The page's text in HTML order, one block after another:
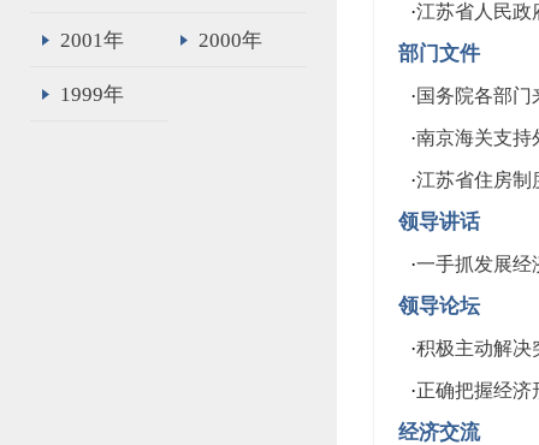
2001年 2000年
1999年
·江苏省人民政
部门文件
·国务院各部门
·南京海关支持
·江苏省住房制
领导讲话
·一手抓发展经
领导论坛
·积极主动解决
·正确把握经济
经济交流